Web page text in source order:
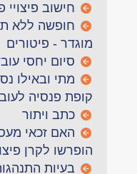
חישוב פיצויי
חופשה ללא
מוגדר - פיטורים
סיום יחסי
מתי ובאילו
קופת פנסיה
כתב ויתור
האם זכאי
הופרשו לקרן
בעיות